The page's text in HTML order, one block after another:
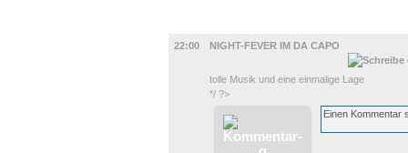
22:00
NIGHT-FEVER IM DA CAPO
tolle Musik und eine einmalige Lage
*/ ?>